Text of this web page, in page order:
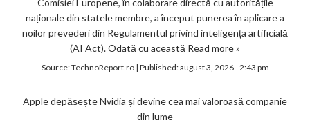
naționale din statele membre, a început punerea în aplicare a
noilor prevederi din Regulamentul privind inteligența artificială
(AI Act). Odată cu această Read more »
Source:TechnoReport.ro| Published:august 3, 2026 - 2:43 pm
Apple depășește Nvidia și devine cea mai valoroasă companie
din lume